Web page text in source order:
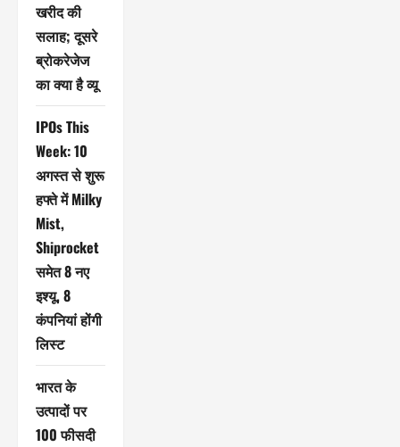
खरीद की
सलाह; दूसरे
ब्रोकरेजेज
का क्या है व्यू
IPOs This
Week: 10
अगस्त से शुरू
हफ्ते में Milky
Mist,
Shiprocket
समेत 8 नए
इश्यू, 8
कंपनियां होंगी
लिस्ट
भारत के
उत्पादों पर
100 फीसदी